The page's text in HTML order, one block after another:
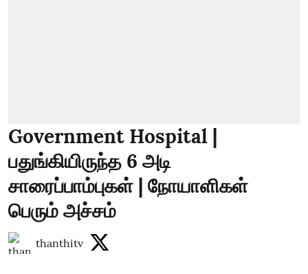
Government Hospital |
பதுங்கியிருந்த 6 அடி
சாரைப்பாம்புகள் | நோயாளிகள்
பெரும் அச்சம்
thanthitv